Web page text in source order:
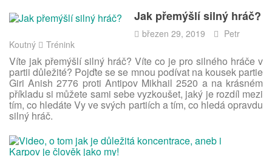
Jak přemýšlí silný hráč?
březen 29, 2019
Petr
Koutný
Trénink
Víte jak přemýšlí silný hráč? Víte co je pro silného hráče v
partii důležité? Pojďte se se mnou podívat na kousek partie
Giri Anish 2776 proti Antipov Mikhail 2520 a na krásném
příkladu si můžete sami sebe vyzkoušet, jaký je rozdíl mezi
tím, co hledáte Vy ve svých partiích a tím, co hledá opravdu
silný hráč.